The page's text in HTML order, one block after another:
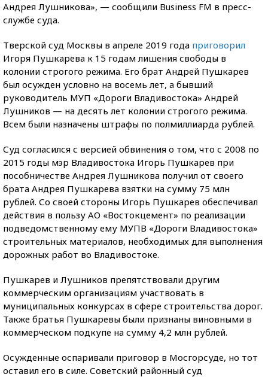
Андрея Лушникова», — сообщили Business FM в пресс-
службе суда.
Тверской суд Москвы в апреле 2019 года приговорил
Игоря Пушкарева к 15 годам лишения свободы в
колонии строгого режима. Его брат Андрей Пушкарев
был осужден условно на восемь лет, а бывший
руководитель МУП «Дороги Владивостока» Андрей
Лушников — на десять лет колонии строгого режима.
Всем были назначены штрафы по полмиллиарда рублей.
Суд согласился с версией обвинения о том, что с 2008 по
2015 годы мэр Владивостока Игорь Пушкарев при
пособничестве Андрея Лушникова получил от своего
брата Андрея Пушкарева взятки на сумму 75 млн
рублей. Со своей стороны Игорь Пушкарев обеспечивал
действия в пользу АО «Востокцемент» по реализации
подведомственному ему МУПВ «Дороги Владивостока»
строительных материалов, необходимых для выполнения
дорожных работ во Владивостоке.
Пушкарев и Лушников препятствовали другим
коммерческим организациям участвовать в
муниципальных конкурсах в сфере строительства дорог.
Также братья Пушкаревы были признаны виновными в
коммерческом подкупе на сумму 4,2 млн рублей.
Осужденные оспаривали приговор в Мосгорсуде, но тот
оставил его в силе. Советский районный суд